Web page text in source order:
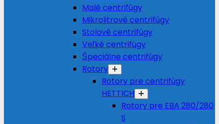
Malé centrifúgy
Mikrolitrové centrifúgy
Stolové centrifúgy
Veľké centrifúgy
Špeciálne centrifúgy
Rotory
Rotory pre centrifúgy
HETTICH
Rotory pre EBA 280/280
S